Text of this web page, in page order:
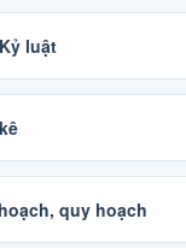
luật
quy hoạch